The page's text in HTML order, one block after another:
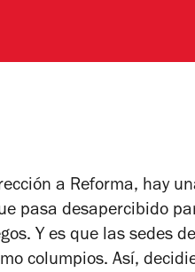
a Reforma, hay
pasa desapercibido
Y es que las sedes
columpios. Así,